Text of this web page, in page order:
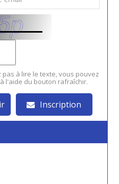
pas à lire le texte, vous pouvez
l'aide du bouton rafraîchir.
Inscription